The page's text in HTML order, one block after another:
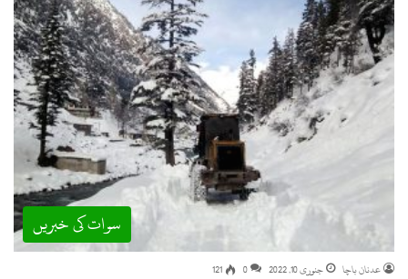
سوات کی خبریں
عدنان باچا جنوری 10, 2022 0
121